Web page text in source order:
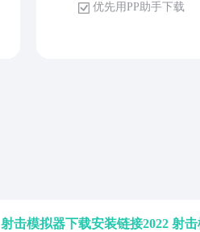
优 先 用 P P 助 手 下 载
射击模拟器下载安装链接2022 射